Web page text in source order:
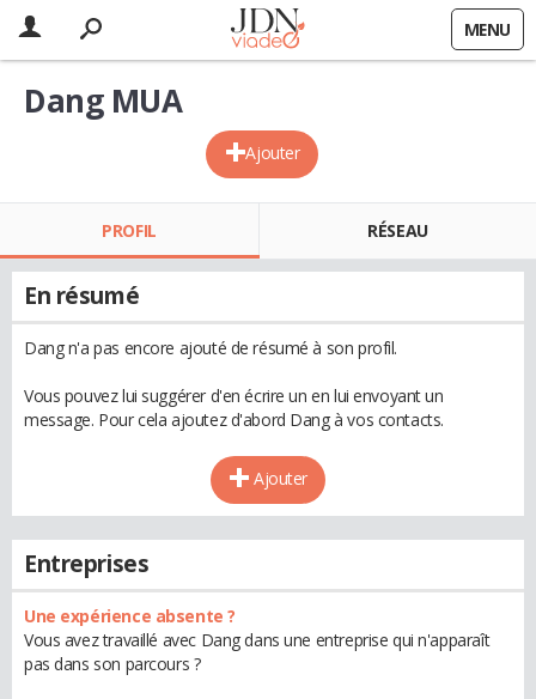
MENU
Ajouter
Dang MUA
PROFIL RÉSEAU
En résumé
Dang n'a pas encore ajouté de résumé à son profil.
Vous pouvez lui suggérer d'en écrire un en lui envoyant un
message. Pour cela ajoutez d'abord Dang à vos contacts.
Ajouter
Entreprises
Une expérience absente ?
Vous avez travaillé avec Dang dans une entreprise qui n'apparaît
pas dans son parcours ?